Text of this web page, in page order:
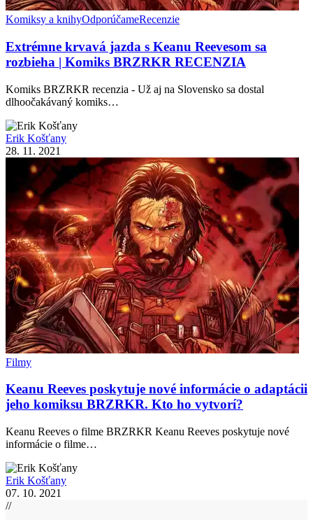
Komiksy a knihyOdporúčameRecenzie
Extrémne krvavá jazda s Keanu Reevesom sa
rozbieha | Komiks BRZRKR RECENZIA
Komiks BRZRKR recenzia - Už aj na Slovensko sa dostal
dlhoočakávaný komiks…
Erik Košťany
28. 11. 2021
Filmy
Keanu Reeves poskytuje nové informácie o adaptácii
jeho komiksu BRZRKR. Kto ho vytvorí?
Keanu Reeves o filme BRZRKR Keanu Reeves poskytuje nové
informácie o filme…
Erik Košťany
07. 10. 2021
//